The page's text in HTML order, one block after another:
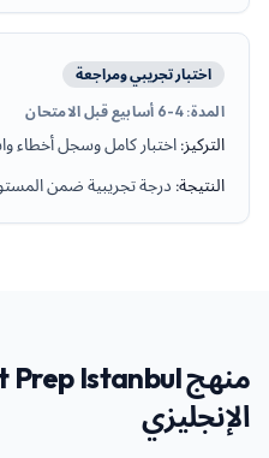
اختبار تجريبي ومراجعة
المدة:4-6 أسابيع قبل الامتحان
التركيز: اختبار كامل وسجل أخطاء
النتيجة: درجة تجريبية ضمن
الإنجليزي